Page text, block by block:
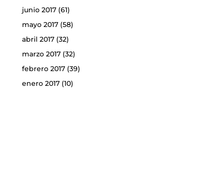
junio 2017(61)
mayo 2017(58)
abril 2017(32)
marzo 2017(32)
febrero 2017(39)
enero 2017(10)